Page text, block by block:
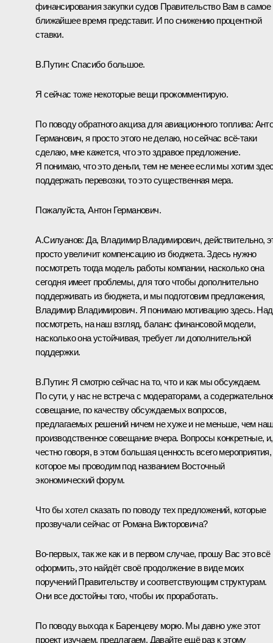
финансирования закупки судов Правительство Вам в самое
ближайшее время представит. И по снижению процентной
ставки.
В.Путин: Спасибо большое.
Я сейчас тоже некоторые вещи прокомментирую.
По поводу обратного акциза для авиационного топлива:
Германович, я просто этого не делаю, но сейчас всё-таки
сделаю, мне кажется, что это здравое предложение.
Я понимаю, что это деньги, тем не менее если мы хотим
поддержать перевозки, то это существенная мера.
Пожалуйста, Антон Германович.
А.Силуанов: Да, Владимир Владимирович, действительно,
просто увеличит компенсацию из бюджета. Здесь нужно
посмотреть тогда модель работы компании, насколько она
сегодня имеет проблемы, для того чтобы дополнительно
поддерживать из бюджета, и мы подготовим предложения,
Владимир Владимирович. Я понимаю мотивацию здесь.
посмотреть, на наш взгляд, баланс финансовой модели,
насколько она устойчивая, требует ли дополнительной
поддержки.
В.Путин: Я смотрю сейчас на то, что и как мы обсуждаем.
По сути, у нас не встреча с модераторами, а
совещание, по качеству обсуждаемых вопросов,
предлагаемых решений ничем не хуже и не меньше, чем
производственное совещание вчера. Вопросы конкретные, и,
честно говоря, в этом большая ценность всего мероприятия,
которое мы проводим под названием Восточный
экономический форум.
Что бы хотел сказать по поводу тех предложений, которые
прозвучали сейчас от Романа Викторовича?
Во-первых, так же как и в первом случае, прошу Вас это всё
оформить, это найдёт своё продолжение в виде моих
поручений Правительству и соответствующим структурам.
Они все достойны того, чтобы их проработать.
По поводу выхода к Баренцеву морю. Мы давно уже этот
проект изучаем, предлагаем. Давайте ещё раз к этому